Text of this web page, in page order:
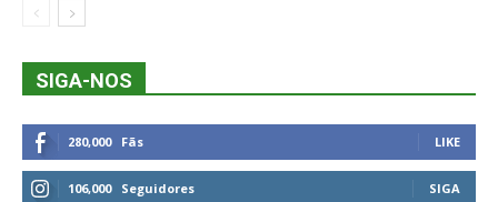
SIGA-NOS
280,000 Fãs LIKE
106,000 Seguidores SIGA